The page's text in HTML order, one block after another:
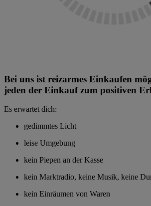
Bei uns ist reizarmes Einkaufen
jeden der Einkauf zum positiven
Es erwartet dich:
gedimmtes Licht
leise Umgebung
kein Piepen an der Kasse
kein Marktradio, keine Musik, keine
kein Einräumen von Waren